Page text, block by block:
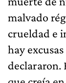
malvado
crueldad e
hay
declararon.